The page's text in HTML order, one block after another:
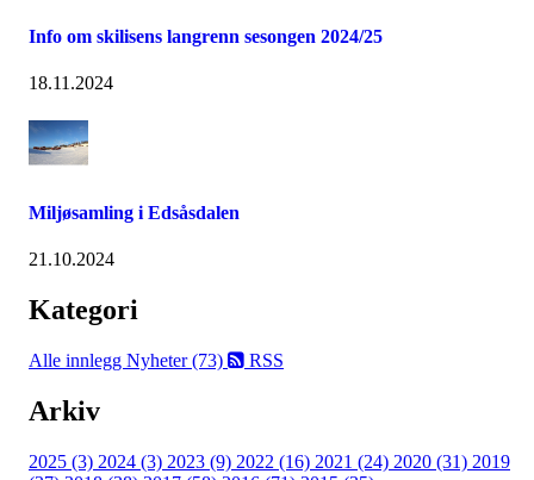
Info om skilisens langrenn sesongen 2024/25
18.11.2024
Miljøsamling i Edsåsdalen
21.10.2024
Kategori
Alle innlegg Nyheter (73) RSS
Arkiv
2025 (3) 2024 (3) 2023 (9) 2022 (16) 2021 (24) 2020 (31) 2019